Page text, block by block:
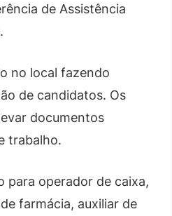
de Assistência
no local fazendo
de candidatos. Os
documentos
trabalho.
para operador de caixa,
farmácia, auxiliar de